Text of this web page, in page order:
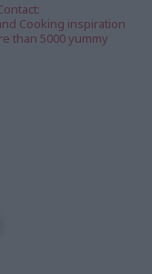
Cooking inspiration
than 5000 yummy